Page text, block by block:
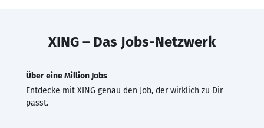
XING – Das Jobs-Netzwerk
Über eine Million Jobs
Entdecke mit XING genau den Job, der wirklich zu Dir
passt.